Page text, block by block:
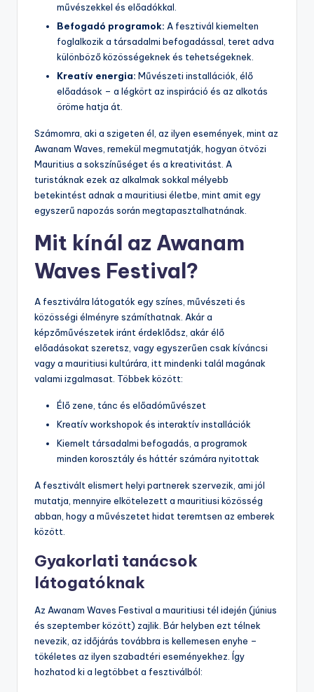
művészekkel és előadókkal.
Befogadó programok: A fesztivál kiemelten
foglalkozik a társadalmi befogadással, teret adva
különböző közösségeknek és tehetségeknek.
Kreatív energia: Művészeti installációk, élő
előadások – a légkört az inspiráció és az alkotás
öröme hatja át.
Számomra, aki a szigeten él, az ilyen események, mint az
Awanam Waves, remekül megmutatják, hogyan ötvözi
Mauritius a sokszínűséget és a kreativitást. A
turistáknak ezek az alkalmak sokkal mélyebb
betekintést adnak a mauritiusi életbe, mint amit egy
egyszerű napozás során megtapasztalhatnának.
Mit kínál az Awanam
Waves Festival?
A fesztiválra látogatók egy színes, művészeti és
közösségi élményre számíthatnak. Akár a
képzőművészetek iránt érdeklődsz, akár élő
előadásokat szeretsz, vagy egyszerűen csak kíváncsi
vagy a mauritiusi kultúrára, itt mindenki talál magának
valami izgalmasat. Többek között:
Élő zene, tánc és előadóművészet
Kreatív workshopok és interaktív installációk
Kiemelt társadalmi befogadás, a programok
minden korosztály és háttér számára nyitottak
A fesztivált elismert helyi partnerek szervezik, ami jól
mutatja, mennyire elkötelezett a mauritiusi közösség
abban, hogy a művészetet hidat teremtsen az emberek
között.
Gyakorlati tanácsok
látogatóknak
Az Awanam Waves Festival a mauritiusi tél idején (június
és szeptember között) zajlik. Bár helyben ezt télnek
nevezik, az időjárás továbbra is kellemesen enyhe –
tökéletes az ilyen szabadtéri eseményekhez. Így
hozhatod ki a legtöbbet a fesztiválból: